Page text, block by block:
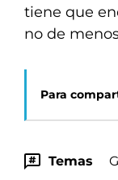
tiene que
no de
Para
Temas